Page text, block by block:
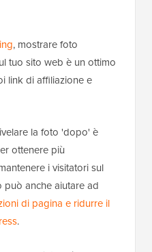
, mostrare foto
tuo sito web è un ottimo
link di affiliazione e
la foto 'dopo' è
ottenere più
i visitatori sul
anche aiutare ad
di pagina e ridurre il
.